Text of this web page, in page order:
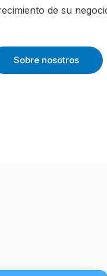
de su
Sobre nosotros